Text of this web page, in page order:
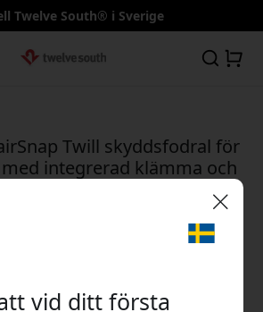
Twelve South® i Sverige
Twill skyddsfodral för
integrerad klämma och
- Rökmörk grå
vid ditt första
Din rabattkod: